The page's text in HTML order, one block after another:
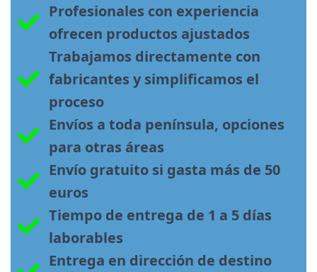
Profesionales con experiencia
ofrecen productos ajustados
Trabajamos directamente con
fabricantes y simplificamos el
proceso
Envíos a toda península, opciones
para otras áreas
Envío gratuito si gasta más de 50
euros
Tiempo de entrega de 1 a 5 días
laborables
Entrega en dirección de destino